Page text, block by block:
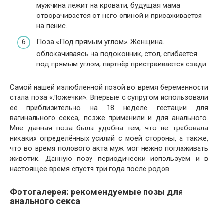
мужчина лежит на кровати, будущая мама
отворачивается от него спиной и присаживается
на пенис.
Поза «Под прямым углом». Женщина,
облокачиваясь на подоконник, стол, сгибается
под прямым углом, партнёр пристраивается сзади.
Самой нашей излюбленной позой во время беременности
стала поза «Ложечки». Впервые с супругом использовали
её приблизительно на 18 неделе гестации для
вагинального секса, позже применили и для анального.
Мне данная поза была удобна тем, что не требовала
никаких определённых усилий с моей стороны, а также,
что во время полового акта муж мог нежно поглаживать
животик. Данную позу периодически используем и в
настоящее время спустя три года после родов.
Фотогалерея: рекомендуемые позы для
анального секса